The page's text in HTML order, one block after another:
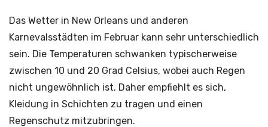
Das Wetter in New Orleans und anderen
Karnevalsstädten im Februar kann sehr unterschiedlich
sein. Die Temperaturen schwanken typischerweise
zwischen 10 und 20 Grad Celsius, wobei auch Regen
nicht ungewöhnlich ist. Daher empfiehlt es sich,
Kleidung in Schichten zu tragen und einen
Regenschutz mitzubringen.